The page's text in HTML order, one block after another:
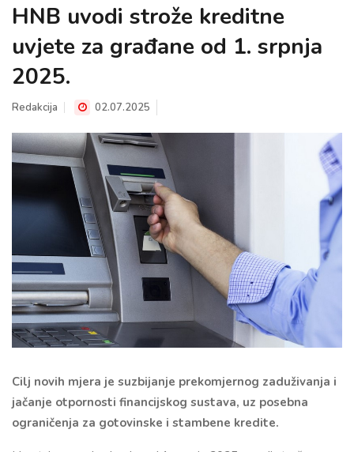
HNB uvodi strože kreditne
uvjete za građane od 1. srpnja
2025.
Redakcija 02.07.2025
Cilj novih mjera je suzbijanje prekomjernog zaduživanja i
jačanje otpornosti financijskog sustava, uz posebna
ograničenja za gotovinske i stambene kredite.